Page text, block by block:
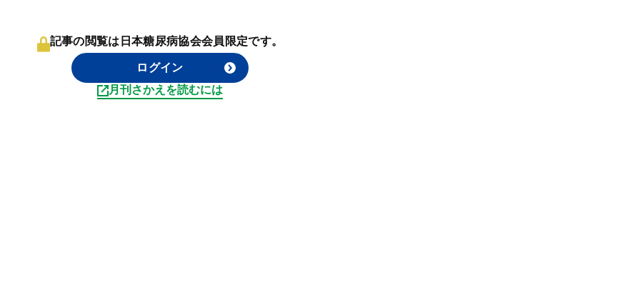
記事の閲覧は日本糖尿病協会会員限定です。
ログイン
月刊さかえを読むには